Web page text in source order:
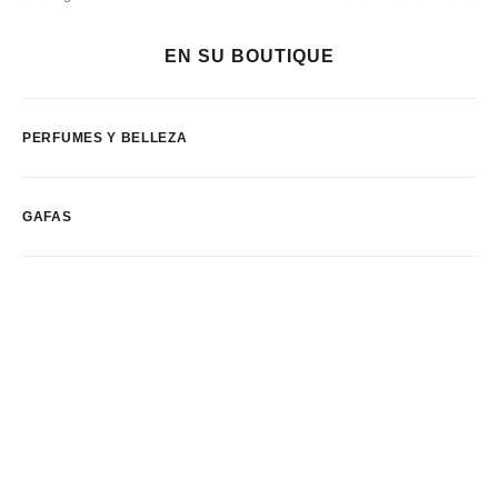
EN SU BOUTIQUE
PERFUMES Y BELLEZA
GAFAS